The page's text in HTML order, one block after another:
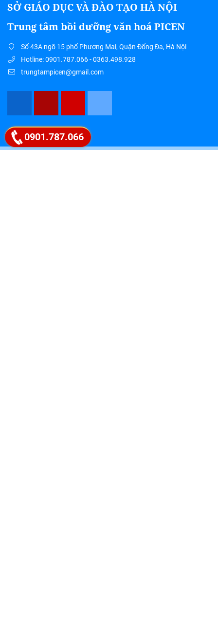
SỞ GIÁO DỤC VÀ ĐÀO TẠO HÀ NỘI
Trung tâm bồi dưỡng văn hoá PICEN
Số 43A ngõ 15 phố Phương Mai, Quận Đống Đa, Hà Nội
Hotline: 0901.787.066 - 0363.498.928
trungtampicen@gmail.com
Google map
0901.787.066